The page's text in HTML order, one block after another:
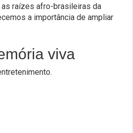
raízes afro-brasileiras da
a importância de ampliar
viva